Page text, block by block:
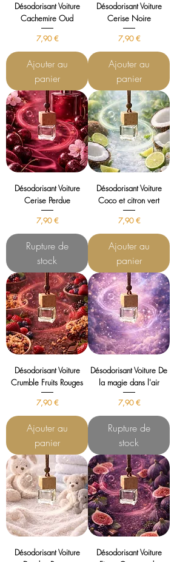
Désodorisant Voiture
Cachemire Oud
Prix
7,90 €
Ajouter au
panier
Désodorisant Voiture
Cerise Noire
Prix
7,90 €
Ajouter au
panier
Désodorisant Voiture
Cerise Perdue
Prix
7,90 €
Rupture de
stock
Désodorisant Voiture
Coco et citron vert
Prix
7,90 €
Ajouter au
panier
Désodorisant Voiture
Crumble Fruits Rouges
Prix
7,90 €
Ajouter au
panier
Désodorisant Voiture De
la magie dans l'air
Prix
7,90 €
Rupture de
stock
Désodorisant Voiture
Désodorisant Voiture